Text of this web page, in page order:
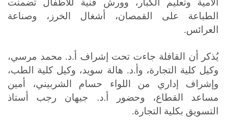
الأمية وتعليم الكبار، وورش فنية للأطفال تضمنت
الطباعة على القمصان، أشغال الخرز، وصناعة
العرائس.
يُذكر أن القافلة جاءت تحت إشراف أ.د. محمد مرسي،
وكيل كلية التجارة، وأ.د. هالة سويد، وكيل كلية الطب،
وإشراف إداري من اللواء حسام الشربيني، أمين
مساعد القطاع، وحضور أ.د. جيهان رجب أستاذ
التسويق بكلية التجارة.